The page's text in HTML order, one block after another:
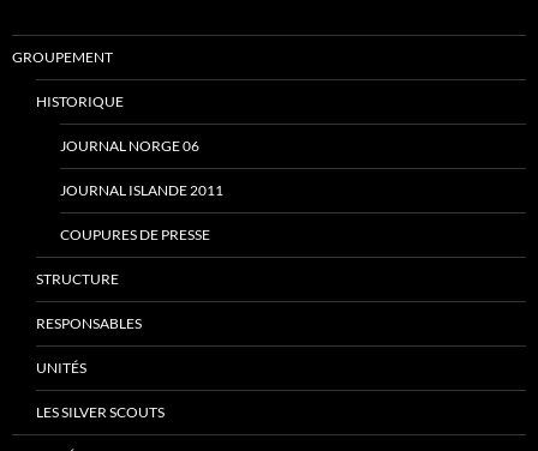
GROUPEMENT
HISTORIQUE
JOURNAL NORGE 06
JOURNAL ISLANDE 2011
COUPURES DE PRESSE
STRUCTURE
RESPONSABLES
UNITÉS
LES SILVER SCOUTS